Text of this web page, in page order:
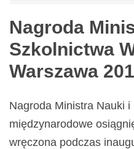
Nagroda
Szkolnictwa
Warszawa
Nagroda Ministra Nauki
międzynarodowe
wręczona podczas